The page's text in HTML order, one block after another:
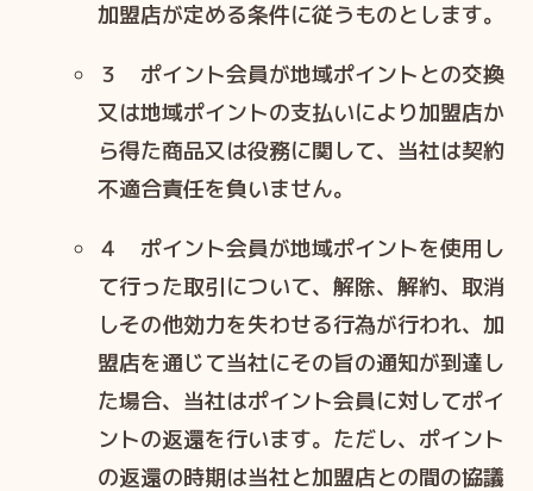
加盟店が定める条件に従うものとします。
３ ポイント会員が地域ポイントとの交換
⼜は地域ポイントの⽀払いにより加盟店か
ら得た商品⼜は役務に関して、当社は契約
不適合責任を負いません。
４ ポイント会員が地域ポイントを使⽤し
て⾏った取引について、解除、解約、取消
しその他効⼒を失わせる⾏為が⾏われ、加
盟店を通じて当社にその旨の通知が到達し
た場合、当社はポイント会員に対してポイ
ントの返還を⾏います。ただし、ポイント
の返還の時期は当社と加盟店との間の協議